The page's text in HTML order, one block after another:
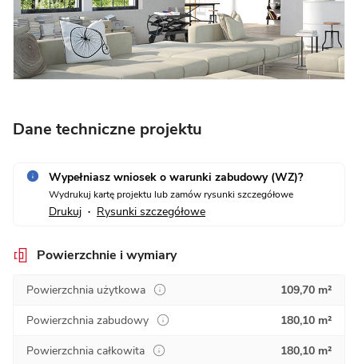
Dane techniczne projektu
Wypełniasz wniosek o warunki zabudowy (WZ)?
Wydrukuj kartę projektu lub zamów rysunki szczegółowe
Drukuj • Rysunki szczegółowe
Powierzchnie i wymiary
Powierzchnia użytkowa
109,70 m²
Powierzchnia zabudowy
180,10 m²
Powierzchnia całkowita
180,10 m²